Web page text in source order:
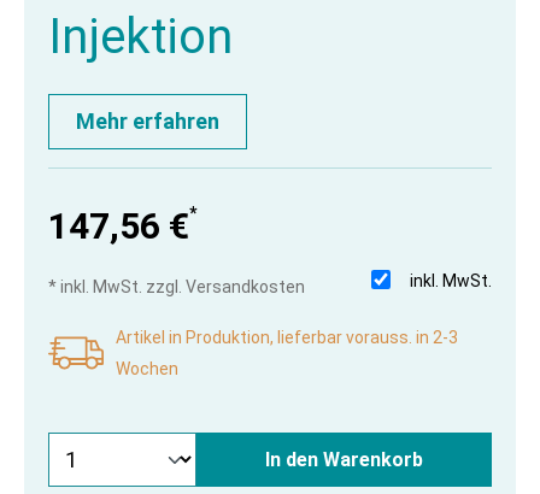
Injektion
Mehr erfahren
147,56 €*
inkl. MwSt.
* inkl. MwSt. zzgl. Versandkosten
Artikel in Produktion, lieferbar vorauss. in 2-3
Wochen
In den Warenkorb